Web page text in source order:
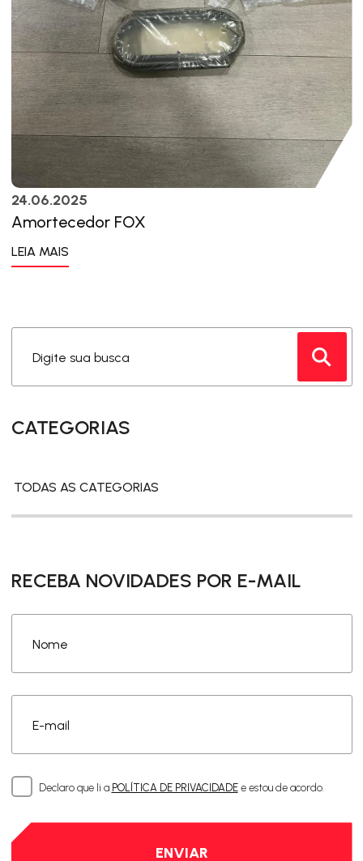
24.06.2025
Amortecedor FOX
LEIA MAIS
Digite sua busca
CATEGORIAS
TODAS AS CATEGORIAS
RECEBA NOVIDADES POR E-MAIL
Nome
E-mail
Declaro que li a POLÍTICA DE PRIVACIDADEe estou de acordo.